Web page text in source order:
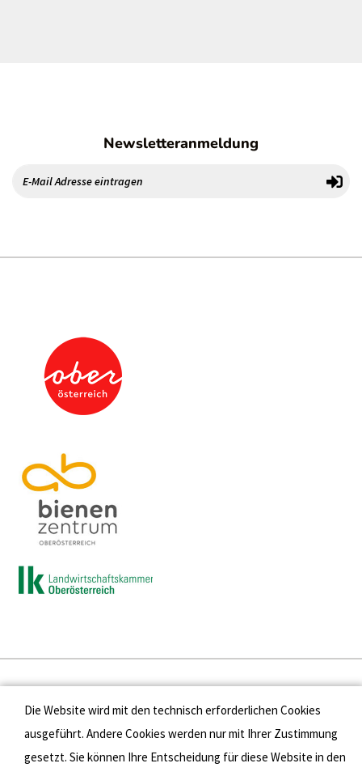
Newsletteranmeldung
Presse
Kontakt
Datenschutz
Die Website wird mit den technisch erforderlichen Cookies
ausgeführt. Andere Cookies werden nur mit Ihrer Zustimmung
gesetzt. Sie können Ihre Entscheidung für diese Website in den